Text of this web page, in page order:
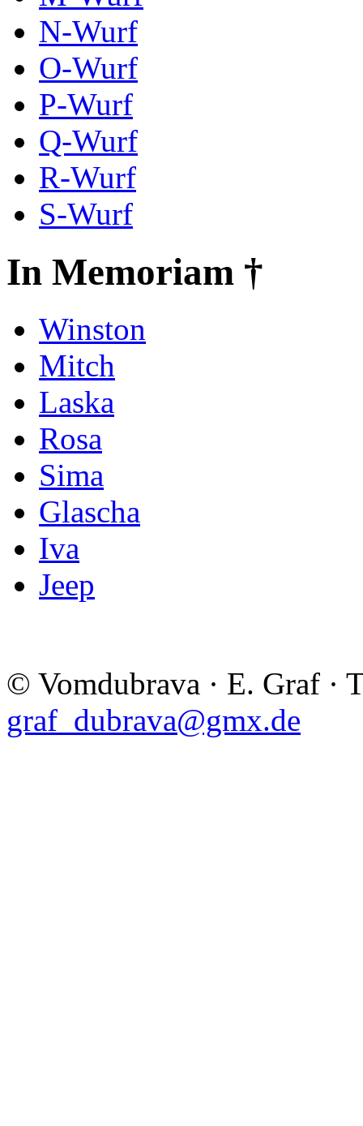
N-Wurf
O-Wurf
P-Wurf
Q-Wurf
R-Wurf
S-Wurf
In Memoriam †
Winston
Mitch
Laska
Rosa
Sima
Glascha
Iva
Jeep
© Vomdubrava · E. Graf ·
graf_dubrava@gmx.de